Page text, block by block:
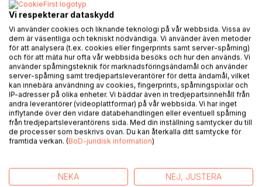
BESKRIVNING
Rektor Åke med mycket hjälp av skoladministratören Lana
försöker förtvivlat få ordning på en (eller två)
gymnasieskolor. En humoristisk vinkling av hur den
kommunala och privata svenska skolan är uppbyggd och
fungerar. Utmärkt gåva till alla som har ett intresse av hur
den svenska skolan fungerar.
FÖRFATTARE
Vi respekterar dataskydd
Vi använder cookies och liknande teknologi på vår webbsida. Vissa av
dem är väsentliga och tekniskt nödvändiga. Vi använder även metoder
för att analysera (t.ex. cookies eller fingerprints samt server-spårning)
och för att mäta hur ofta vår webbsida besöks och hur den används. Vi
använder spårningsteknik för marknadsföringsändamål och använder
server-spårning samt tredjepartsleverantörer för detta ändamål, vilket
kan innebära användning av cookies, fingerprints, spårningspixlar och
IP-adresser på olika enheter. Vi bäddar även in tredjepartsinnehåll från
andra leverantörer (videoplattformar) på vår webbsida. Vi har inget
inflytande över den vidare databehandlingen eller eventuell spårning
från tredjepartsleverantörens sida. Med din inställning samtycker du till
de processer som beskrivs ovan. Du kan återkalla ditt samtycke för
framtida verkan. (BoD-juridisk information)
NEKA NEJ, JUSTERA